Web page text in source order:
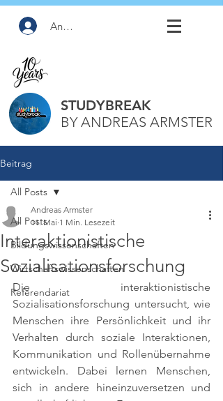
Anmelden
STUDYBREAK
BY ANDREAS ARMSTER
Beitrag
All Posts
Bildungswissenschaften
Wirtschaftswissenschaften
Referendariat
All Posts
Interaktionistische
Sozialisationsforschung
Andreas Armster
11. Mai 1 Min. Lesezeit
Die interaktionistische
Sozialisationsforschung untersucht, wie
Menschen ihre Persönlichkeit und ihr
Verhalten durch soziale Interaktionen,
Kommunikation und Rollenübernahme
entwickeln. Dabei lernen Menschen,
sich in andere hineinzuversetzen und